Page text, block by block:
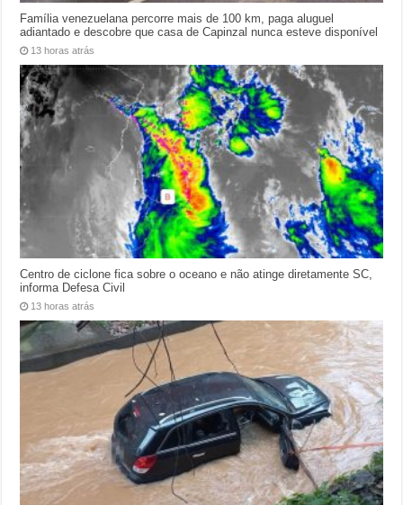
Família venezuelana percorre mais de 100 km, paga aluguel
adiantado e descobre que casa de Capinzal nunca esteve disponível
13 horas atrás
Centro de ciclone fica sobre o oceano e não atinge diretamente SC,
informa Defesa Civil
13 horas atrás